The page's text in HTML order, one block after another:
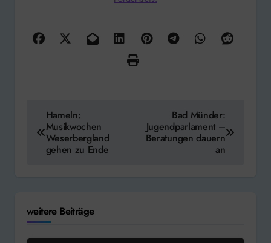
Beitragsnavigation
Hameln:
Musikwochen
Weserbergland
gehen zu Ende
Bad Münder:
Jugendparlament –
Beratungen dauern
an
weitere Beiträge